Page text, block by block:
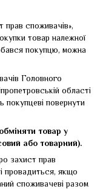
прав споживачів»,
товар належної
покупцю, можна
Головного
області
повернути
товар у
або товарний).
захист прав
провадиться, якщо
споживачеві разом